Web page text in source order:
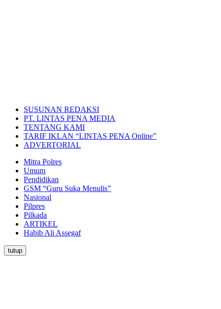
SUSUNAN REDAKSI
PT. LINTAS PENA MEDIA
TENTANG KAMI
TARIF IKLAN “LINTAS PENA Online”
ADVERTORIAL
Mitra Polres
Umum
Pendidikan
GSM “Guru Suka Menulis”
Nasional
Pilpres
Pilkada
ARTIKEL
Habib Ali Assegaf
tutup